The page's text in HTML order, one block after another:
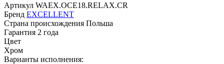
Артикул WAEX.OCE18.RELAX.CR
Бренд EXCELLENT
Страна происхождения Польша
Гарантия 2 года
Цвет
Хром
Варианты исполнения: